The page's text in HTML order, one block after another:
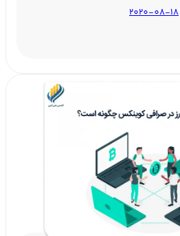
2020-08-18